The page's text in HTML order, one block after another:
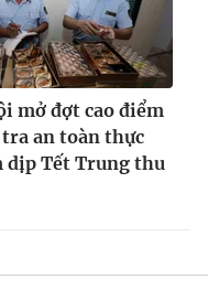
mở đợt cao điểm
an toàn thực
dịp Tết Trung thu